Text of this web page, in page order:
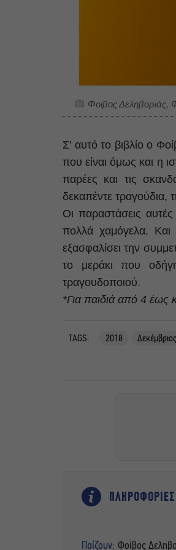
Φοίβος
Σ’ αυτό το βιβλίο ο
που είναι όμως και η
παρέες και τις
δεκαπέντε τραγούδια,
Οι παραστάσεις
πολλά χαμόγελα.
εξασφαλίσει την
το μεράκι που
τραγουδοποιού.
*Για παιδιά από 4 έως
TAGS: 2018 Δεκέμβριος
ΠΛΗΡΟΦΟΡΙΕΣ
Παίζουν: Φοίβος